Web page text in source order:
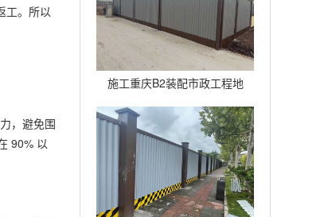
施工重庆B2装配市政工程地
铁围挡建筑道路临时护栏
工。所以
，避免围
90% 以